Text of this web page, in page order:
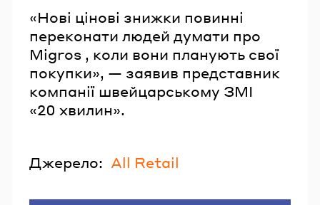
«Нові цінові знижки повинні
переконати людей думати про
Migros , коли вони планують свої
покупки», — заявив представник
компанії швейцарському ЗМІ
«20 хвилин».
Джерело: All Retail